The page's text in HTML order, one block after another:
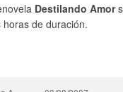
Destilando Amor
de duración.